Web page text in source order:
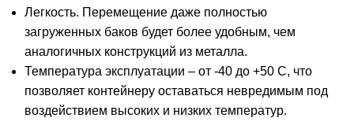
Легкость. Перемещение даже полностью
загруженных баков будет более удобным, чем
аналогичных конструкций из металла.
Температура эксплуатации – от -40 до +50 C, что
позволяет контейнеру оставаться невредимым под
воздействием высоких и низких температур.